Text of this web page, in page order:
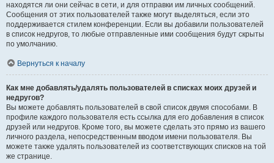
находятся ли они сейчас в сети, и для отправки им личных сообщений.
Сообщения от этих пользователей также могут выделяться, если это
поддерживается стилем конференции. Если вы добавили пользователей
в список недругов, то любые отправленные ими сообщения будут скрыты
по умолчанию.
Вернуться к началу
Как мне добавлять/удалять пользователей в списках моих друзей и
недругов?
Вы можете добавлять пользователей в свой список двумя способами. В
профиле каждого пользователя есть ссылка для его добавления в список
друзей или недругов. Кроме того, вы можете сделать это прямо из вашего
личного раздела, непосредственным вводом имени пользователя. Вы
можете также удалять пользователей из соответствующих списков на той
же странице.